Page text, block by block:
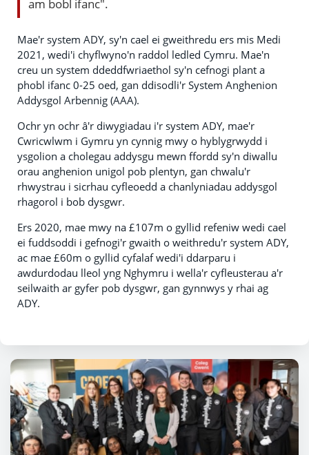
Mae'r system ADY, sy'n cael ei gweithredu ers mis Medi
2021, wedi'i chyflwyno'n raddol ledled Cymru. Mae'n
creu un system ddeddfwriaethol sy'n cefnogi plant a
phobl ifanc 0-25 oed, gan ddisodli'r System Anghenion
Addysgol Arbennig (AAA).
Ochr yn ochr â'r diwygiadau i'r system ADY, mae'r
Cwricwlwm i Gymru yn cynnig mwy o hyblygrwydd i
ysgolion a cholegau addysgu mewn ffordd sy'n diwallu
orau anghenion unigol pob plentyn, gan chwalu'r
rhwystrau i sicrhau cyfleoedd a chanlyniadau addysgol
rhagorol i bob dysgwr.
Ers 2020, mae mwy na £107m o gyllid refeniw wedi cael
ei fuddsoddi i gefnogi'r gwaith o weithredu'r system ADY,
ac mae £60m o gyllid cyfalaf wedi'i ddarparu i
awdurdodau lleol yng Nghymru i wella'r cyfleusterau a'r
seilwaith ar gyfer pob dysgwr, gan gynnwys y rhai ag
ADY.